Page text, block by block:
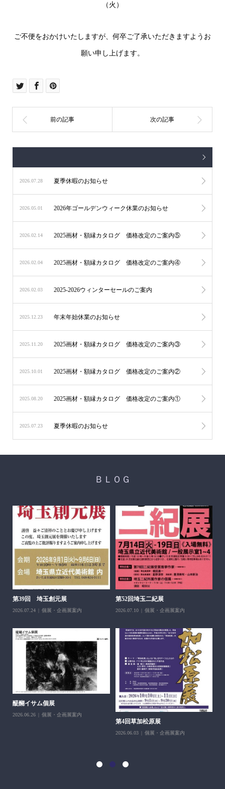
（火）
ご不便をおかけいたしますが、何卒ご了承いただきますようお
願い申し上げます。
2026.07.28 夏季休暇のお知らせ
2026.05.01 2026年ゴールデンウィーク休業のお知らせ
2026.02.14 2025画材・額縁カタログ 価格改定のご案内⑤
2026.02.04 2025画材・額縁カタログ 価格改定のご案内④
2026.02.03 2025-2026ウィンターセールのご案内
2025.12.23 年末年始休業のお知らせ
2025.11.20 2025画材・額縁カタログ 価格改定のご案内③
2025.10.01 2025画材・額縁カタログ 価格改定のご案内②
2025.08.20 2025画材・額縁カタログ 価格改定のご案内①
2025.07.23 夏季休暇のお知らせ
ＢＬＯＧ
第39回 埼玉創元展
2026.07.24 個展・企画展案内
第52回埼玉二紀展
2026.07.10 個展・企画展案内
醍醐イサム個展
2026.06.26 個展・企画展案内
第4回草加松原展
2026.06.03 個展・企画展案内